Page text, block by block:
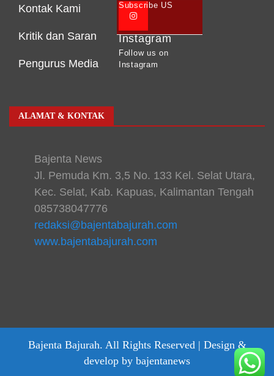
Kontak Kami
Kritik dan Saran
Pengurus Media
Subscribe US
Instagram
Follow us on
Instagram
ALAMAT & KONTAK
Bajenta News
Jl. Pemuda Km. 3,5 No. 133 Kel. Selat Utara,
Kec. Selat, Kab. Kapuas, Kalimantan Tengah
085738047776
redaksi@bajentabajurah.com
www.bajentabajurah.com
Bajenta Bajurah. All Rights Reserved | Design &
develop by bajentanews